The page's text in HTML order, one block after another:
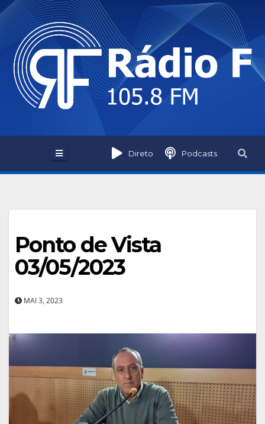
Skip
to
content
Direto Podcasts
Ponto de Vista
03/05/2023
MAI 3, 2023